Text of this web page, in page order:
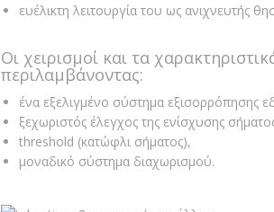
ευέλικτη λειτουργία του ως ανιχνευτής
Οι χειρισμοί και τα
περιλαμβάνοντας:
ένα εξελιγμένο σύστημα εξισορρόπησης
ξεχωριστός έλεγχος της ενίσχυσης
threshold (κατώφλι σήματος),
μοναδικό σύστημα διαχωρισμού.